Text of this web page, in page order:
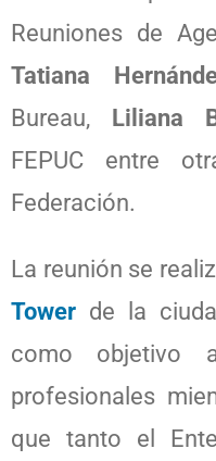
Reuniones de
Tatiana
Bureau, Liliana
FEPUC entre
Federación.
La reunión se
Tower de la
como objetivo
profesionales
que tanto el